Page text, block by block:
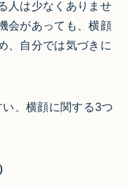
人は少なくありませ
会があっても、横顔
、自分では気づきに
、横顔に関する3つ